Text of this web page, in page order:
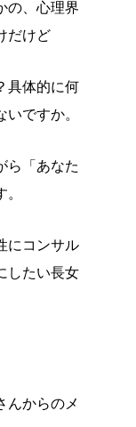
の、心理界
だけど
具体的に何
ですか。
ら「あなた
にコンサル
したい長女
んからのメ